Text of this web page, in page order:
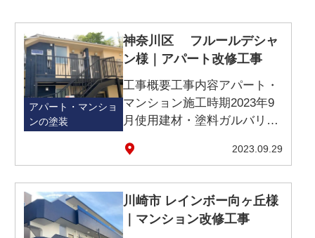
アパート・マンショ
ンの塗装
神奈川区 フルールデシャ
ン様｜アパート改修工事
工事概要工事内容アパート・
マンション施工時期2023年9
月使用建材・塗料ガルバリウ
2023.09.29
川崎市 レインボー向ヶ丘様
｜マンション改修工事